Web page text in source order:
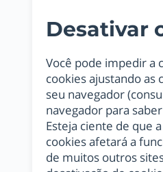
Desativar
Você pode impedir a
cookies ajustando as
seu navegador
navegador para
Esteja ciente de que
cookies afetará a
de muitos outros